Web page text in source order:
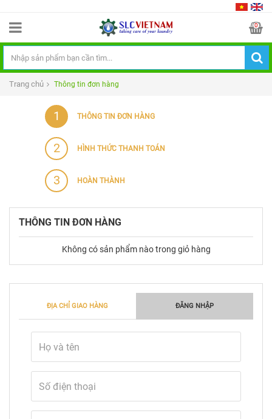
0
Trang chủ Thông tin đơn hàng
1 THÔNG TIN ĐƠN HÀNG
2 HÌNH THỨC THANH TOÁN
3 HOÀN THÀNH
THÔNG TIN ĐƠN HÀNG
Không có sản phẩm nào trong giỏ hàng
ĐỊA CHỈ GIAO HÀNG ĐĂNG NHẬP